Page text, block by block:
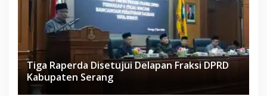
Tiga Raperda Disetujui Delapan Fraksi DPRD
Kabupaten Serang